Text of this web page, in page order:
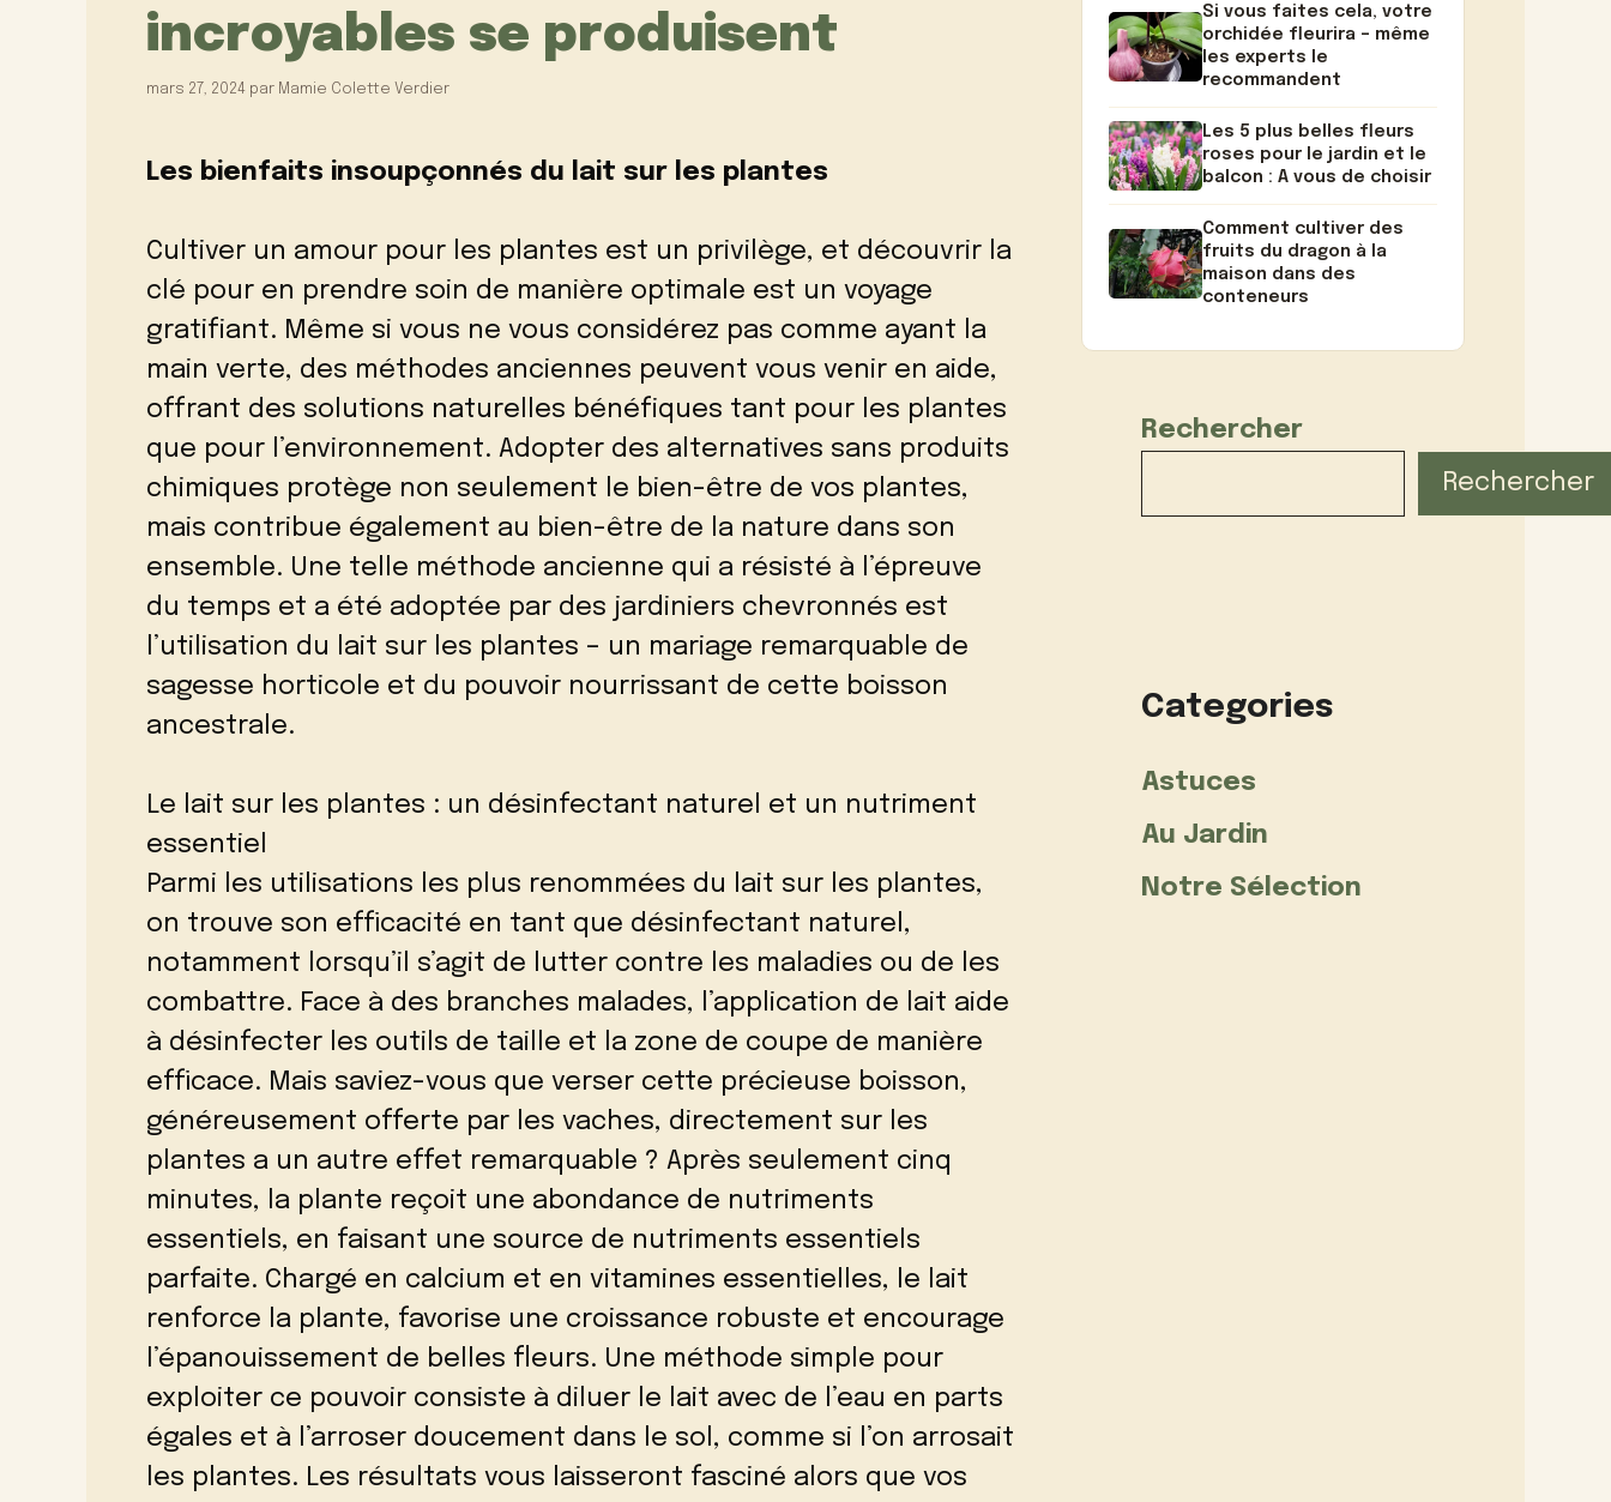
incroyables se produisent
mars 27, 2024 par Mamie Colette Verdier
Les bienfaits insoupçonnés du lait sur les plantes
Cultiver un amour pour les plantes est un privilège, et découvrir la
clé pour en prendre soin de manière optimale est un voyage
gratifiant. Même si vous ne vous considérez pas comme ayant la
main verte, des méthodes anciennes peuvent vous venir en aide,
offrant des solutions naturelles bénéfiques tant pour les plantes
que pour l’environnement. Adopter des alternatives sans produits
chimiques protège non seulement le bien-être de vos plantes,
mais contribue également au bien-être de la nature dans son
ensemble. Une telle méthode ancienne qui a résisté à l’épreuve
du temps et a été adoptée par des jardiniers chevronnés est
l’utilisation du lait sur les plantes – un mariage remarquable de
sagesse horticole et du pouvoir nourrissant de cette boisson
ancestrale.
Le lait sur les plantes : un désinfectant naturel et un nutriment
essentiel
Parmi les utilisations les plus renommées du lait sur les plantes,
on trouve son efficacité en tant que désinfectant naturel,
notamment lorsqu’il s’agit de lutter contre les maladies ou de les
combattre. Face à des branches malades, l’application de lait aide
à désinfecter les outils de taille et la zone de coupe de manière
efficace. Mais saviez-vous que verser cette précieuse boisson,
généreusement offerte par les vaches, directement sur les
plantes a un autre effet remarquable ? Après seulement cinq
minutes, la plante reçoit une abondance de nutriments
essentiels, en faisant une source de nutriments essentiels
parfaite. Chargé en calcium et en vitamines essentielles, le lait
renforce la plante, favorise une croissance robuste et encourage
l’épanouissement de belles fleurs. Une méthode simple pour
exploiter ce pouvoir consiste à diluer le lait avec de l’eau en parts
égales et à l’arroser doucement dans le sol, comme si l’on arrosait
les plantes. Les résultats vous laisseront fasciné alors que vos
Si vous faites cela, votre
orchidée fleurira – même
les experts le
recommandent
Les 5 plus belles fleurs
roses pour le jardin et le
balcon : A vous de choisir
Comment cultiver des
fruits du dragon à la
maison dans des
conteneurs
Rechercher
Rechercher
Categories
Astuces
Au Jardin
Notre Sélection